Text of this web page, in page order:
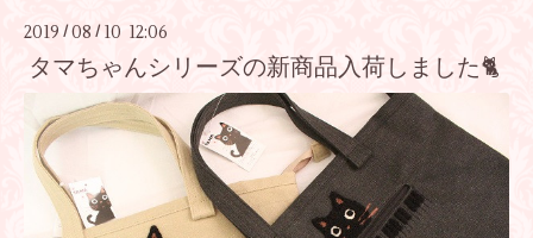
2019 /08 / 10 12:06
タマちゃんシリーズの新商品入荷しました🐈